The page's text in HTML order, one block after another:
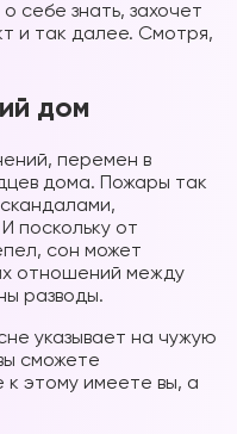
себе знать, захочет
и так далее. Смотря,
дом
перемен в
дома. Пожары так
поскольку от
сон может
отношений между
разводы.
указывает на чужую
сможете
этому имеете вы, а